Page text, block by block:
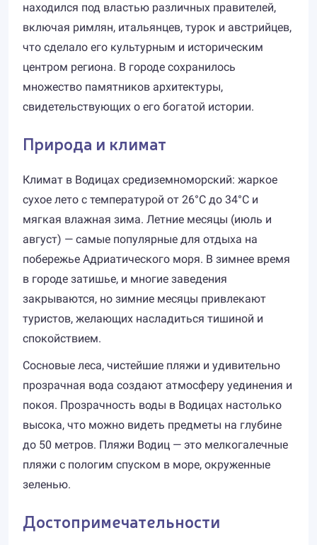
находился под властью различных правителей,
включая римлян, итальянцев, турок и австрийцев,
что сделало его культурным и историческим
центром региона. В городе сохранилось
множество памятников архитектуры,
свидетельствующих о его богатой истории.
Природа и климат
Климат в Водицах средиземноморский: жаркое
сухое лето с температурой от 26°C до 34°C и
мягкая влажная зима. Летние месяцы (июль и
август) — самые популярные для отдыха на
побережье Адриатического моря. В зимнее время
в городе затишье, и многие заведения
закрываются, но зимние месяцы привлекают
туристов, желающих насладиться тишиной и
спокойствием.
Сосновые леса, чистейшие пляжи и удивительно
прозрачная вода создают атмосферу уединения и
покоя. Прозрачность воды в Водицах настолько
высока, что можно видеть предметы на глубине
до 50 метров. Пляжи Водиц — это мелкогалечные
пляжи с пологим спуском в море, окруженные
зеленью.
Достопримечательности